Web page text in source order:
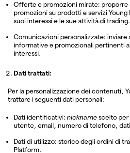
Offerte e promozioni mirate: proporre
promozioni su prodotti e servizi
suoi interessi e le sue attività di trading.
Comunicazioni personalizzate: inviare
informative e promozionali pertinenti
interessi.
Dati trattati:
Per la personalizzazione dei contenuti,
trattare i seguenti dati personali:
Dati identificativi: nicknamescelto
utente, email, numero di telefono,
Dati di utilizzo: storico degli ordini di
Platform.